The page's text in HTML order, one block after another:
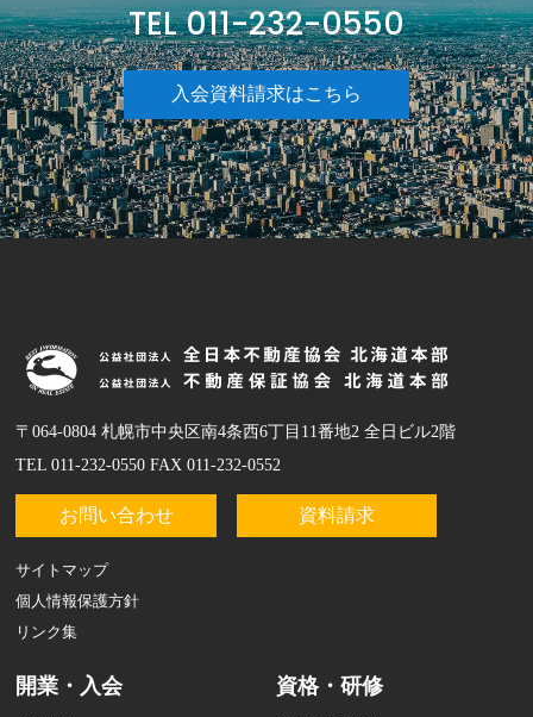
TEL 011-232-0550
入会資料請求はこちら
〒064-0804 札幌市中央区南4条西6丁目11番地2 全日ビル2階
TEL 011-232-0550 FAX 011-232-0552
お問い合わせ 資料請求
サイトマップ
個人情報保護方針
リンク集
開業・入会 資格・研修